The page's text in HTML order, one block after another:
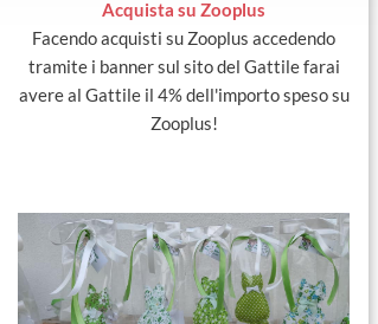
Acquista su Zooplus
Facendo acquisti su Zooplus accedendo
tramite i banner sul sito del Gattile farai
avere al Gattile il 4% dell'importo speso su
Zooplus!